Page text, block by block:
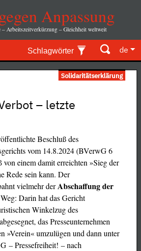
Anpassung
– Arbeitszeitverkürzung – Gleichheit weltweit
Schlagwörter de
Solidaritätserklärung
– letzte
Beschluß des
vom 14.8.2024 (BVerwG 6
einem damit erreichten »Sieg der
Rede sein kann. Der
vielmehr derAbschaffung der
Darin hat das Gericht
Winkelzug des
das Presseunternehmen
»Verein« umzulügen und dann unter
– Pressefreiheit! – nach